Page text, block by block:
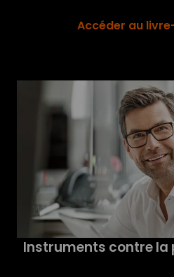
Accéder au
Instruments contre la